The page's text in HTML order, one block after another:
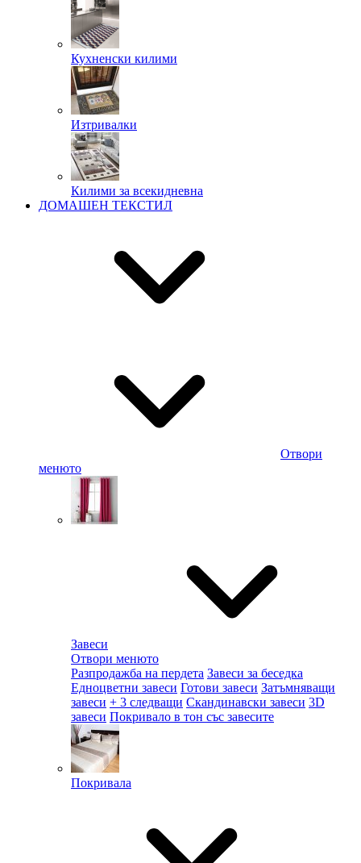
Кухненски килими
Изтривалки
Килими за всекидневна
ДОМАШЕН ТЕКСТИЛ
Отвори
менюто
Завеси
Отвори менюто
Разпродажба на пердета Завеси за беседка
Едноцветни завеси Готови завеси Затъмняващи
завеси + 3 следващи Скандинавски завеси 3D
завеси Покривало в тон със завесите
Покривала